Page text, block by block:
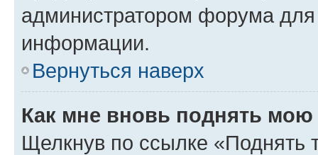
администратором форума
информации.
Вернуться наверх
Как мне вновь поднять мою
Щелкнув по ссылке «Поднять